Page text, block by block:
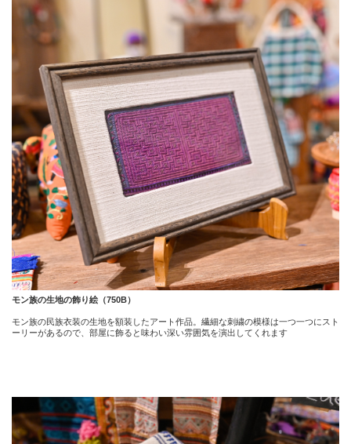
モン族の生地の飾り絵（750B）
モン族の民族衣装の生地を額装したアート作品。繊細な刺繍の模様は一つ一つにスト
ーリーがあるので、部屋に飾ると味わい深い雰囲気を演出してくれます